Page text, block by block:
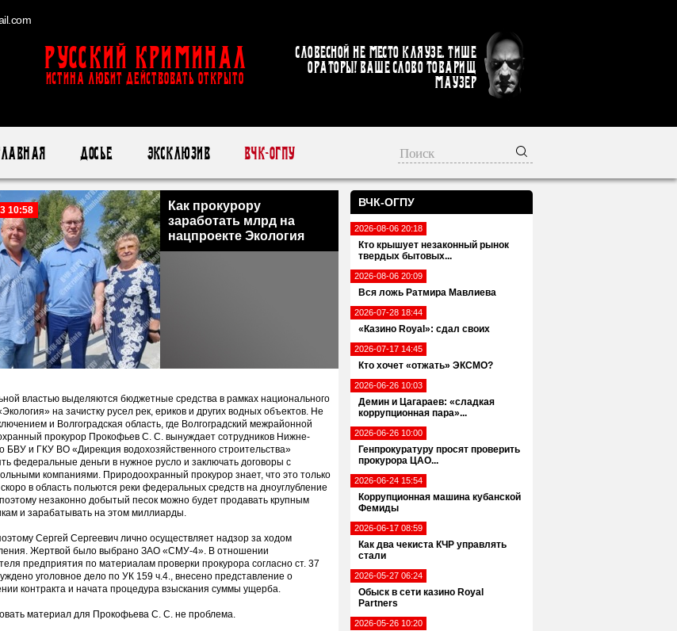
Русский Криминал
ИСТИНА ЛЮБИТ ДЕЙСТВОВАТЬ ОТКРЫТО
Словесной не место кляузе. Тише
ораторы! Ваше слово товарищ
Маузер
Досье Эксклюзив ВЧК-ОГПУ
ВЧК-ОГПУ
2026-08-06 20:18
Кто крышует незаконный рынок
твердых бытовых...
2026-08-06 20:09
Вся ложь Ратмира Мавлиева
2026-07-28 18:44
«Казино Royal»: сдал своих
2026-07-17 14:45
Кто хочет «отжать» ЭКСМО?
2026-06-26 10:03
Демин и Цагараев: «сладкая
коррупционная пара»...
2026-06-26 10:00
Генпрокуратуру просят проверить
прокурора ЦАО...
2026-06-24 15:54
Коррупционная машина кубанской
Фемиды
2026-06-17 08:59
Как два чекиста КЧР управлять
стали
2026-05-27 06:24
Обыск в сети казино Royal
Partners
2026-05-26 10:20
10:58
Как прокурору
заработать млрд на
нацпроекте Экология
властью выделяются бюджетные средства в рамках национального
на зачистку русел рек, ериков и других водных объектов. Не
и Волгоградская область, где Волгоградский межрайонной
прокурор Прокофьев С. С. вынуждает сотрудников Нижне-
БВУ и ГКУ ВО «Дирекция водохозяйственного строительства»
федеральные деньги в нужное русло и заключать договоры с
компаниями. Природоохранный прокурор знает, что это только
в область польются реки федеральных средств на дноуглубление
незаконно добытый песок можно будет продавать крупным
и зарабатывать на этом миллиарды.
Сергей Сергеевич лично осуществляет надзор за ходом
Жертвой было выбрано ЗАО «СМУ-4». В отношении
предприятия по материалам проверки прокурора согласно ст. 37
уголовное дело по УК 159 ч.4., внесено представление о
контракта и начата процедура взыскания суммы ущерба.
материал для Прокофьева С. С. не проблема.